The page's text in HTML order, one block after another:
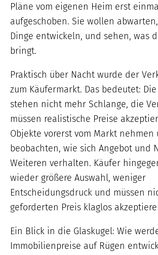
Pläne vom eigenen Heim erst
aufgeschoben. Sie wollen
Dinge entwickeln, und sehen, was
bringt.
Praktisch über Nacht wurde der
zum Käufermarkt. Das bedeutet:
stehen nicht mehr Schlange, die
müssen realistische Preise
Objekte vorerst vom Markt nehmen
beobachten, wie sich Angebot und
Weiteren verhalten. Käufer
wieder größere Auswahl, weniger
Entscheidungsdruck und müssen
geforderten Preis klaglos
Ein Blick in die Glaskugel: Wie
Immobilienpreise auf Rügen